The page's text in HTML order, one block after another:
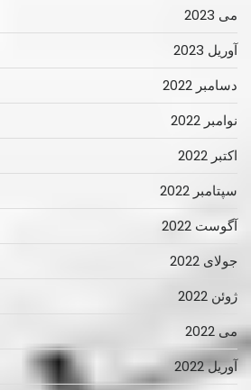
می 2023
آوریل 2023
دسامبر 2022
نوامبر 2022
اکتبر 2022
سپتامبر 2022
آگوست 2022
جولای 2022
ژوئن 2022
می 2022
آوریل 2022